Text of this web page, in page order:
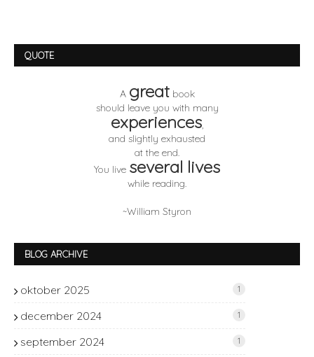
QUOTE
A greatbook
should leave you with many
experiences,
and slightly exhausted
at the end.
You live several lives
while reading.
~William Styron
BLOG ARCHIVE
oktober 2025 1
december 2024 1
september 2024 1